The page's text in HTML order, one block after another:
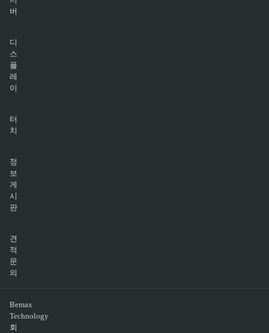
버
디
스
플
레
이
터
치
정
보
게
시
판
견
적
문
의
Bemax
Technology
회